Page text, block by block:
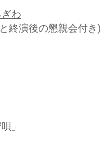
わ​
終演後の懇親会付き
」